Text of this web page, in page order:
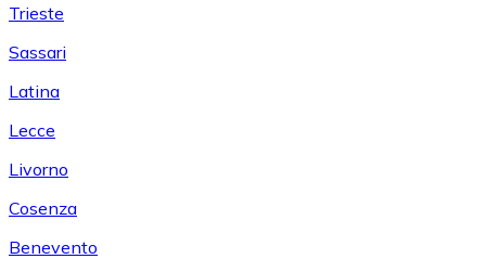
Trieste
Sassari
Latina
Lecce
Livorno
Cosenza
Benevento